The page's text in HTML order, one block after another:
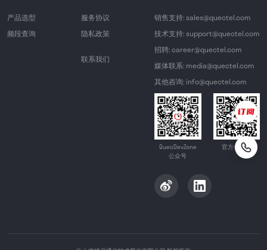
产品选型
频段查询
服务协议
隐私政策
联系我们
销售支持: sales@quectel.com
技术支持: support@quectel.com
招聘: career@quectel.com
媒体联系: media@quectel.com
其他咨询: info@quectel.com
QuecDevZone
公众号
官方公众号